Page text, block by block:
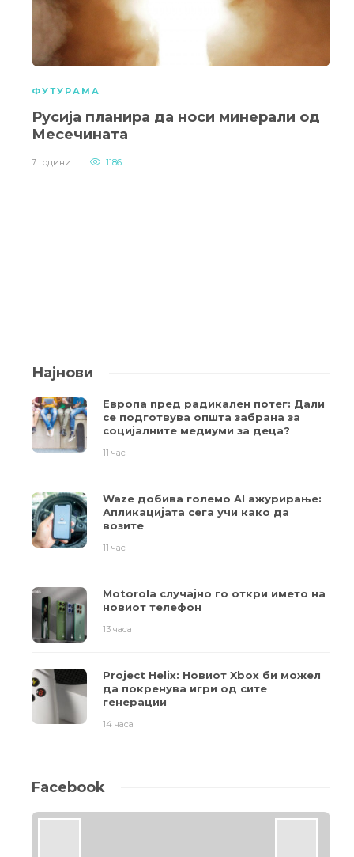
ФУТУРАМА
Русија планира да носи минерали од
Месечината
7 години 1186
Најнови
Европа пред радикален потег: Дали
се подготвува општа забрана за
социјалните медиуми за деца?
11 час
Waze добива големо AI ажурирање:
Апликацијата сега учи како да
возите
11 час
Motorola случајно го откри името на
новиот телефон
13 часа
Project Helix: Новиот Xbox би можел
да покренува игри од сите
генерации
14 часа
Facebook